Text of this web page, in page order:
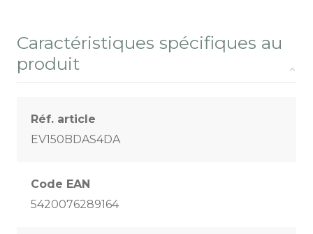
Caractéristiques spécifiques au
produit
Réf. article
EV150BDAS4DA
Code EAN
5420076289164